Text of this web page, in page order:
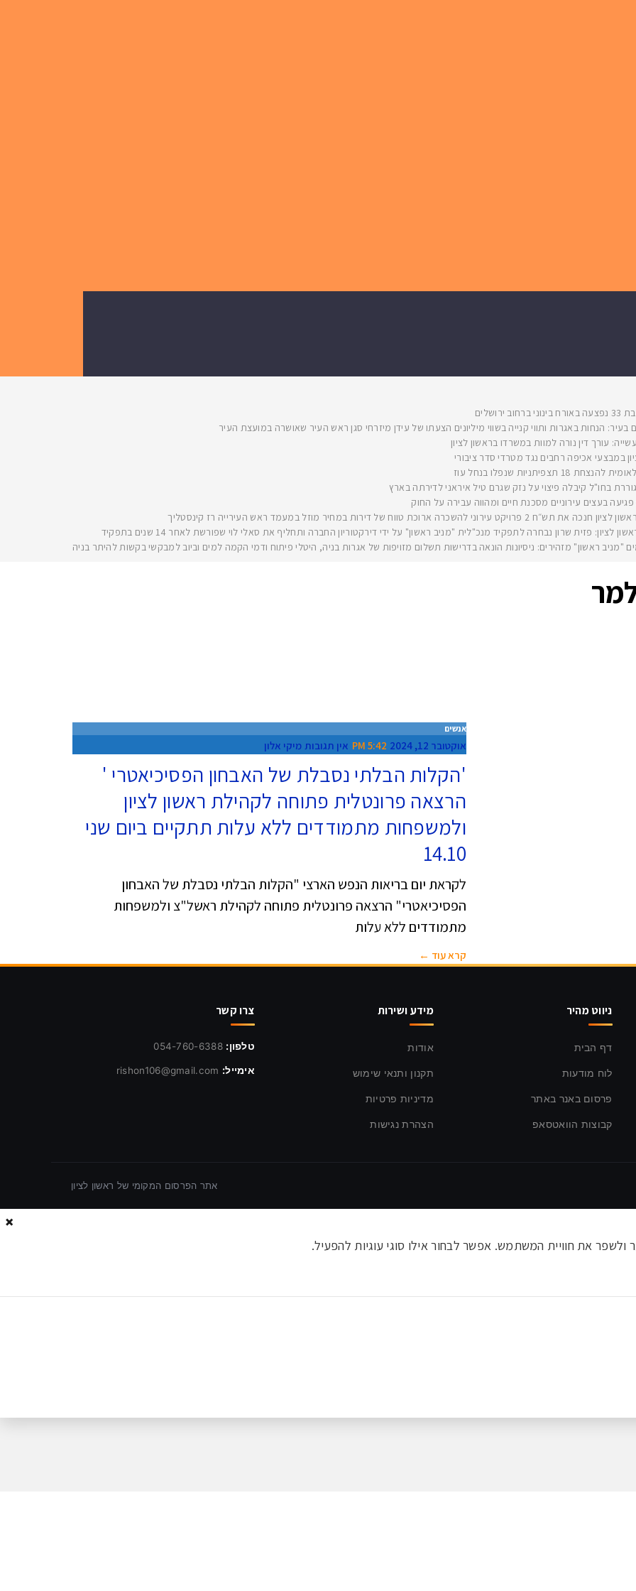
בעיר: הנחות באגרות ותווי קנייה בשווי מיליונים הצעתו של עידן מיזרחי סגן ראש העיר שאושרה במועצת העיר
עורך דין נורה למוות במשרדו בראשון לציון
במבצעי אכיפה רחבים נגד מטרדי סדר ציבורי
שנפלו בנחל עוז
בחו"ל קיבלה פיצוי על נזק שגרם טיל איראני לדירתה בארץ
פגיעה בעצים עירוניים מסכנת חיים ומהווה עבירה על החוק
ארוכת טווח של דירות במחיר מוזל במעמד ראש העירייה רז קינסטליך
לציון: פזית שרון נבחרה לתפקיד מנכ"לית "מניב ראשון" על ידי דירקטוריון החברה ותחליף את סאלי לוי שפורשת לאחר 14 שנים בתפקיד
"מניב ראשון" מזהירים: ניסיונות הונאה בדרישות תשלום מזויפות של אגרות בניה, היטלי פיתוח ודמי הקמה למים וביוב למבקשי בקשות להיתר בניה
אנשים
אוקטובר 12, 2024 5:42 PM אין תגובות מיקי אלון
'הקלות הבלתי נסבלת של האבחון הפסיכיאטרי '
הרצאה פרונטלית פתוחה לקהילת ראשון לציון
ולמשפחות מתמודדים ללא עלות תתקיים ביום שני
14.10
לקראת יום בריאות הנפש הארצי "הקלות הבלתי נסבלת של האבחון
הפסיכיאטרי" הרצאה פרונטלית פתוחה לקהילת ראשל"צ ולמשפחות
מתמודדים ללא עלות
קרא עוד ←
ניווט מהיר
דף הבית
לוח מודעות
פרסום באנר באתר
קבוצות הוואטסאפ
מידע ושירות
אודות
תקנון ותנאי שימוש
מדיניות פרטיות
הצהרת נגישות
צרו קשר
טלפון: 054-760-6388
אימייל: rishon106@gmail.com
אתר הפרסום המקומי של ראשון לציון
×
את חוויית המשתמש. אפשר לבחור אילו סוגי עוגיות להפעיל.